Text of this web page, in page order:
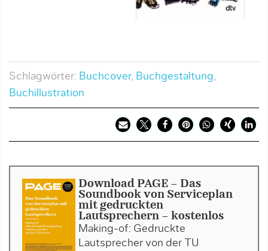
Schlagwörter: Buchcover, Buchgestaltung
Buchillustration
Download PAGE - Das
Soundbook von Serviceplan
mit gedruckten
Lautsprechern - kostenlos
Making-of: Gedruckte
Lautsprecher von der TU